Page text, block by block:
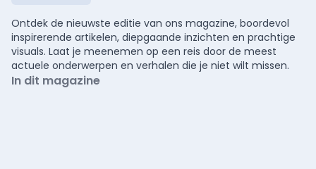
Ontdek de nieuwste editie van ons magazine, boordevol
inspirerende artikelen, diepgaande inzichten en prachtige
visuals. Laat je meenemen op een reis door de meest
actuele onderwerpen en verhalen die je niet wilt missen.
In dit magazine